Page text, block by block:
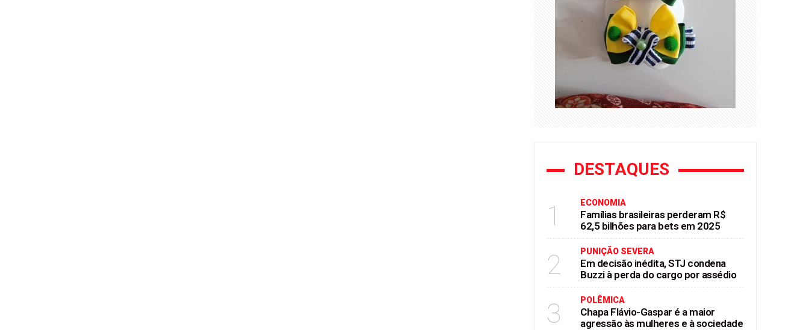
DESTAQUES
1 ECONOMIA
Famílias brasileiras perderam R$
62,5 bilhões para bets em 2025
2 PUNIÇÃO SEVERA
Em decisão inédita, STJ condena
Buzzi à perda do cargo por assédio
3 POLÊMICA
Chapa Flávio-Gaspar é a maior
agressão às mulheres e à sociedade